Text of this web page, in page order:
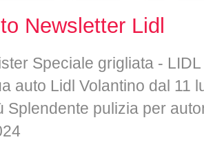
Newsletter Lidl
Speciale grigliata -
auto Lidl Volantino dal 11
Splendente pulizia per